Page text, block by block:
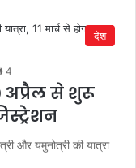
देश
4
अप्रैल से शुरू
और यमुनोत्री की यात्रा